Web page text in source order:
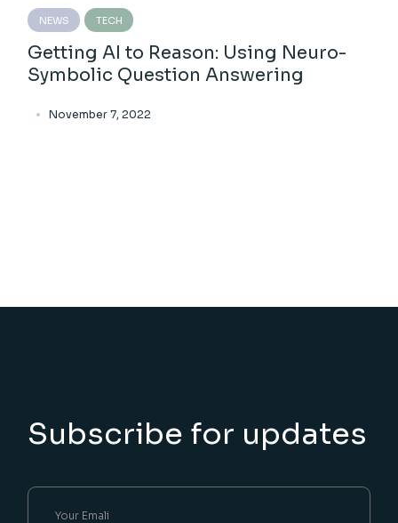
NEWS TECH
Getting AI to Reason: Using Neuro-
Symbolic Question Answering
November 7, 2022
Subscribe for updates